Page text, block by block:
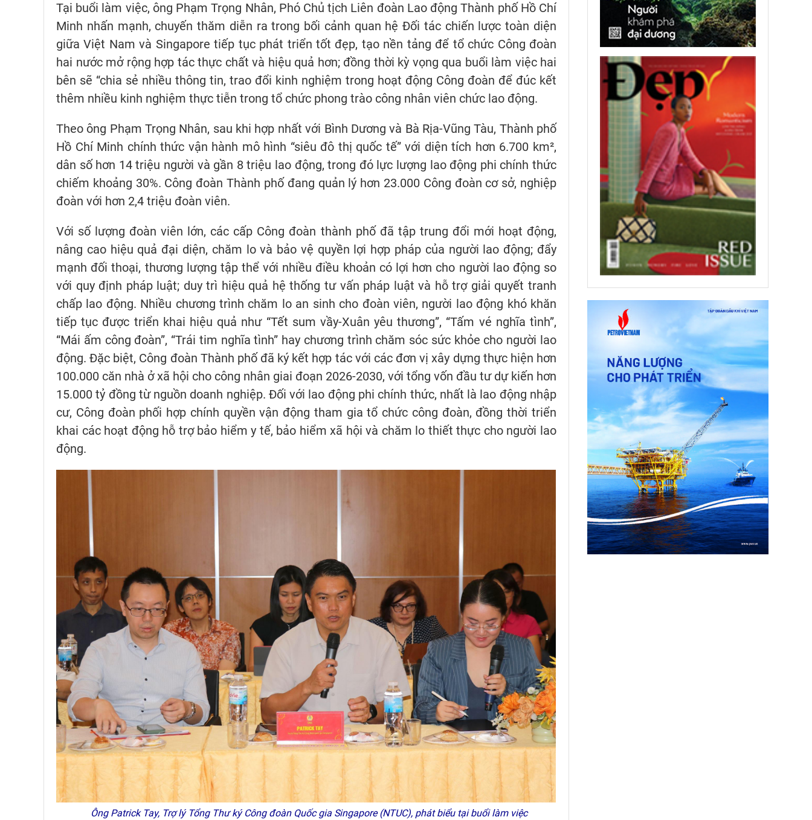
Tại buổi làm việc, ông Phạm Trọng Nhân, Phó Chủ tịch Liên đoàn Lao động Thành phố Hồ Chí
Minh nhấn mạnh, chuyến thăm diễn ra trong bối cảnh quan hệ Đối tác chiến lược toàn diện
giữa Việt Nam và Singapore tiếp tục phát triển tốt đẹp, tạo nền tảng để tổ chức Công đoàn
hai nước mở rộng hợp tác thực chất và hiệu quả hơn; đồng thời kỳ vọng qua buổi làm việc hai
bên sẽ “chia sẻ nhiều thông tin, trao đổi kinh nghiệm trong hoạt động Công đoàn để đúc kết
thêm nhiều kinh nghiệm thực tiễn trong tổ chức phong trào công nhân viên chức lao động.
Theo ông Phạm Trọng Nhân, sau khi hợp nhất với Bình Dương và Bà Rịa-Vũng Tàu, Thành phố
Hồ Chí Minh chính thức vận hành mô hình “siêu đô thị quốc tế” với diện tích hơn 6.700 km²,
dân số hơn 14 triệu người và gần 8 triệu lao động, trong đó lực lượng lao động phi chính thức
chiếm khoảng 30%. Công đoàn Thành phố đang quản lý hơn 23.000 Công đoàn cơ sở, nghiệp
đoàn với hơn 2,4 triệu đoàn viên.
Với số lượng đoàn viên lớn, các cấp Công đoàn thành phố đã tập trung đổi mới hoạt động,
nâng cao hiệu quả đại diện, chăm lo và bảo vệ quyền lợi hợp pháp của người lao động; đẩy
mạnh đối thoại, thương lượng tập thể với nhiều điều khoản có lợi hơn cho người lao động so
với quy định pháp luật; duy trì hiệu quả hệ thống tư vấn pháp luật và hỗ trợ giải quyết tranh
chấp lao động. Nhiều chương trình chăm lo an sinh cho đoàn viên, người lao động khó khăn
tiếp tục được triển khai hiệu quả như “Tết sum vầy-Xuân yêu thương”, “Tấm vé nghĩa tình”,
“Mái ấm công đoàn”, “Trái tim nghĩa tình” hay chương trình chăm sóc sức khỏe cho người lao
động. Đặc biệt, Công đoàn Thành phố đã ký kết hợp tác với các đơn vị xây dựng thực hiện hơn
100.000 căn nhà ở xã hội cho công nhân giai đoạn 2026-2030, với tổng vốn đầu tư dự kiến hơn
15.000 tỷ đồng từ nguồn doanh nghiệp. Đối với lao động phi chính thức, nhất là lao động nhập
cư, Công đoàn phối hợp chính quyền vận động tham gia tổ chức công đoàn, đồng thời triển
khai các hoạt động hỗ trợ bảo hiểm y tế, bảo hiểm xã hội và chăm lo thiết thực cho người lao
động.
Ông Patrick Tay, Trợ lý Tổng Thư ký Công đoàn Quốc gia Singapore (NTUC), phát biểu tại buổi làm việc